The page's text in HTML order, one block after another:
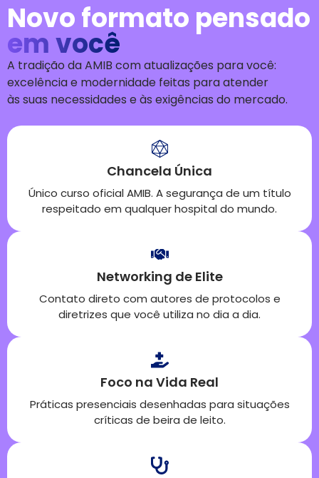
Novo formato pensado
em você
A tradição da AMIB com atualizações para você:
excelência e modernidade feitas para atender
às suas necessidades e às exigências do mercado.
Chancela Única
Único curso oficial AMIB. A segurança de um título
respeitado em qualquer hospital do mundo.
Networking de Elite
Contato direto com autores de protocolos e
diretrizes que você utiliza no dia a dia.
Foco na Vida Real
Práticas presenciais desenhadas para situações
críticas de beira de leito.